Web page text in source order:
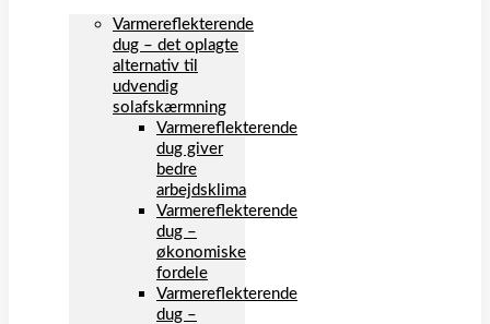
Varmereflekterende
dug – det oplagte
alternativ til
udvendig
solafskærmning
Varmereflekterende
dug giver
bedre
arbejdsklima
Varmereflekterende
dug –
økonomiske
fordele
Varmereflekterende
dug –